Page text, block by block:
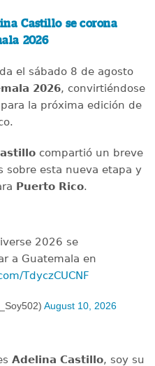
Castillo se corona
2026
el sábado 8 de agosto
2026, convirtiéndose
la próxima edición de
compartió un breve
sobre esta nueva etapa y
Puerto Rico.
2026 se
a Guatemala en
TdyczCUCNF
August 10, 2026
Adelina Castillo, soy su